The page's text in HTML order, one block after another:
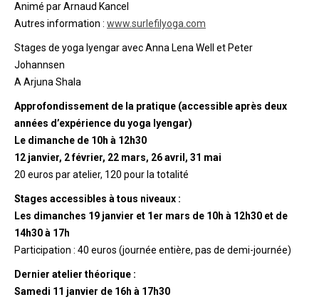
Animé par Arnaud Kancel
Autres information : www.surlefilyoga.com
Stages de yoga Iyengar avec Anna Lena Well et Peter
Johannsen
A Arjuna Shala
Approfondissement de la pratique (accessible après deux
années d’expérience du yoga Iyengar)
Le dimanche de 10h à 12h30
12 janvier, 2 février, 22 mars, 26 avril, 31 mai
20 euros par atelier, 120 pour la totalité
Stages accessibles à tous niveaux :
Les dimanches 19 janvier et 1er mars de 10h à 12h30 et de
14h30 à 17h
Participation : 40 euros (journée entière, pas de demi-journée)
Dernier atelier théorique :
Samedi 11 janvier de 16h à 17h30